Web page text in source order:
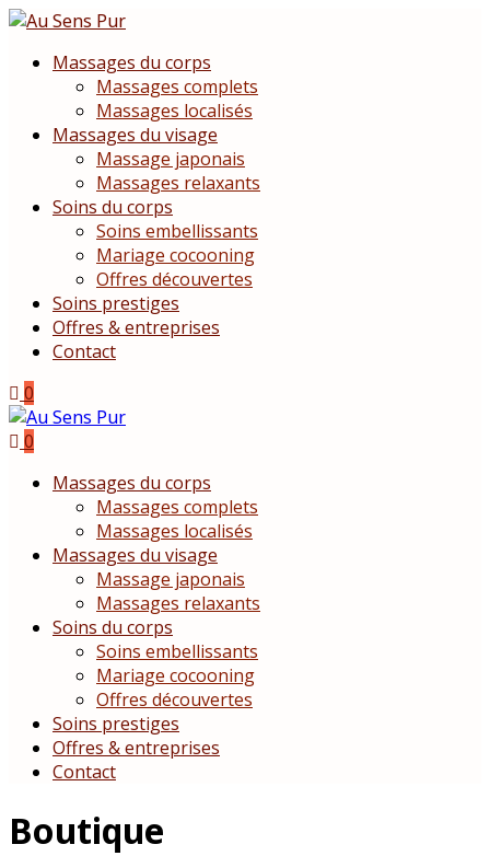
Massages du corps
Massages complets
Massages localisés
Massages du visage
Massage japonais
Massages relaxants
Soins du corps
Soins embellissants
Mariage cocooning
Offres découvertes
Soins prestiges
Offres & entreprises
Contact
0
0
Massages du corps
Massages complets
Massages localisés
Massages du visage
Massage japonais
Massages relaxants
Soins du corps
Soins embellissants
Mariage cocooning
Offres découvertes
Soins prestiges
Offres & entreprises
Contact
Boutique